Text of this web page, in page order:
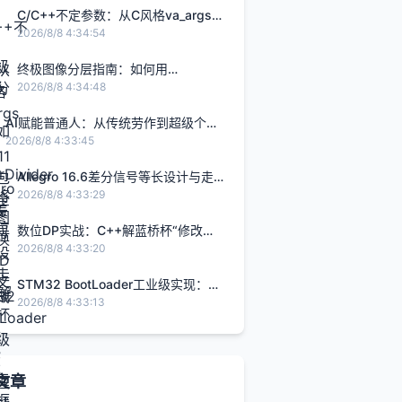
C/C++不定参数：从C风格va_args
到C++11参数包的安全演进
2026/8/8 4:34:54
终极图像分层指南：如何用
LayerDivider快速将单张图片转换为
2026/8/8 4:34:48
AI赋能普通人：从传统劳作到超级个体
的四步实战路径
2026/8/8 4:33:45
Allegro 16.6差分信号等长设计与走
线实战指南
2026/8/8 4:33:29
数位DP实战：C++解蓝桥杯“修改数
位”问题与通用框架
2026/8/8 4:33:20
STM32 BootLoader工业级实现：从
原理到实战的健壮固件升级方案
2026/8/8 4:33:13
章